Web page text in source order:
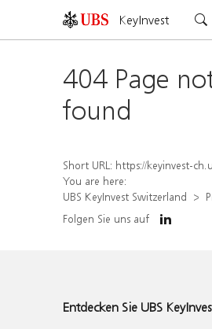
KeyInvest
404 Page
found
Short URL: https://keyinvest-ch.ubs.com/produkt/
You are here:
UBS KeyInvest Switzerland
Folgen Sie uns auf
Entdecken Sie UBS